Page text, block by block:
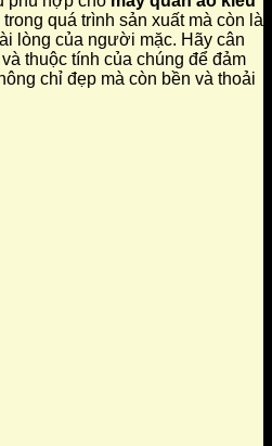
quá trình sản xuất mà còn là
lòng của người mặc. Hãy cân
thuộc tính của chúng để đảm
chỉ đẹp mà còn bền và thoải